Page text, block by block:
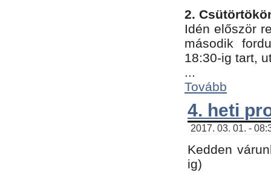
2.
Idén először
második
18:30-ig tart,
...
Tovább
4. heti
2017. 03. 01. -
Kedden
ig)